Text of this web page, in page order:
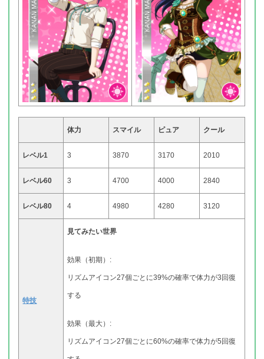
体力 スマイル ピュア クール
レベル1 3 3870 3170 2010
レベル60 3 4700 4000 2840
レベル80 4 4980 4280 3120
特技
見てみたい世界
効果（初期）:
リズムアイコン27個ごとに39%の確率で体力が3回復
する
効果（最大）:
リズムアイコン27個ごとに60%の確率で体力が5回復